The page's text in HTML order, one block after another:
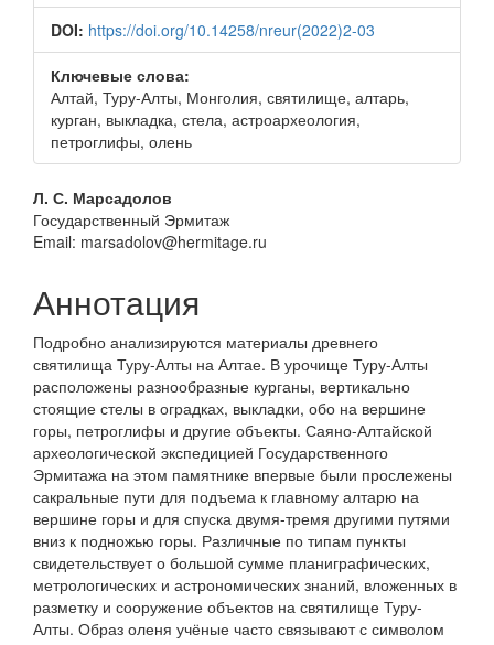
DOI: https://doi.org/10.14258/nreur(2022)2-03
Ключевые слова:
Алтай, Туру-Алты, Монголия, святилище, алтарь,
курган, выкладка, стела, астроархеология,
петроглифы, олень
Основное
содержание
Л. С. Марсадолов
Государственный Эрмитаж
Email: marsadolov@hermitage.ru
Аннотация
Подробно анализируются материалы древнего
святилища Туру-Алты на Алтае. В урочище Туру-Алты
расположены разнообразные курганы, вертикально
стоящие стелы в оградках, выкладки, обо на вершине
горы, петроглифы и другие объекты. Саяно-Алтайской
археологической экспедицией Государственного
Эрмитажа на этом памятнике впервые были прослежены
сакральные пути для подъема к главному алтарю на
вершине горы и для спуска двумя-тремя другими путями
вниз к подножью горы. Различные по типам пункты
свидетельствует о большой сумме планиграфических,
метрологических и астрономических знаний, вложенных в
разметку и сооружение объектов на святилище Туру-
Алты. Образ оленя учёные часто связывают с символом